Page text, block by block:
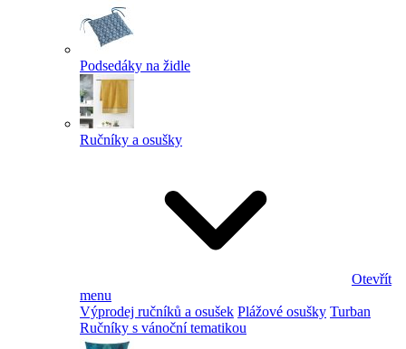
Podsedáky na židle
Ručníky a osušky
Otevřít
menu
Výprodej ručníků a osušek Plážové osušky Turban
Ručníky s vánoční tematikou